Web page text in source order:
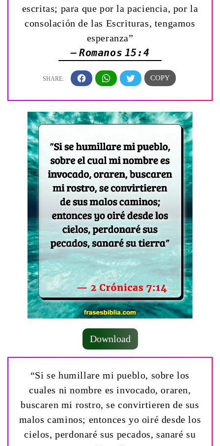
escritas; para que por la paciencia, por la
consolación de las Escrituras, tengamos
esperanza”
— Romanos 15:4
Download
“Si se humillare mi pueblo, sobre los
cuales ni nombre es invocado, oraren,
buscaren mi rostro, se convirtieren de sus
malos caminos; entonces yo oiré desde los
cielos, perdonaré sus pecados, sanaré su